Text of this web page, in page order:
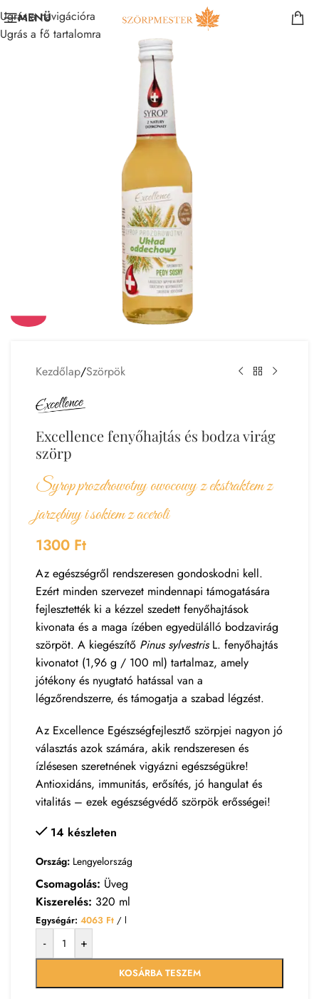
Ugrás a navigációra
Ugrás a fő tartalomra
MENÜ
Kezdőlap/Szörpök
Excellence fenyőhajtás és bodza virág
szörp
Syrop prozdrowotny owocowy z ekstraktem z
jarzębiny i sokiem z aceroli
1300 Ft
Az egészségről rendszeresen gondoskodni kell.
Ezért minden szervezet mindennapi támogatására
fejlesztették ki a kézzel szedett fenyőhajtások
kivonata és a maga ízében egyedülálló bodzavirág
szörpöt. A kiegészítő Pinus sylvestrisL. fenyőhajtás
kivonatot (1,96 g / 100 ml) tartalmaz, amely
jótékony és nyugtató hatással van a
légzőrendszerre, és támogatja a szabad légzést.
Az Excellence Egészségfejlesztő szörpjei nagyon jó
választás azok számára, akik rendszeresen és
ízlésesen szeretnének vigyázni egészségükre!
Antioxidáns, immunitás, erősítés, jó hangulat és
vitalitás – ezek egészségvédő szörpök erősségei!
14 készleten
Ország: Lengyelország
Csomagolás: Üveg
Kiszerelés: 320 ml
Egységár: 4063 Ft / l
- +
KOSÁRBA TESZEM